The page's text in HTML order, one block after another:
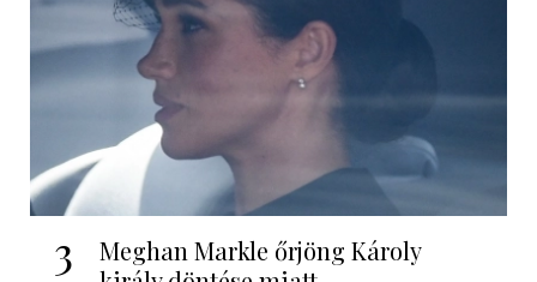
3
Meghan Markle őrjöng Károly